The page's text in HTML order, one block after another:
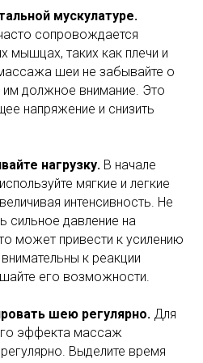
мускулатуре.
сопровождается
мышцах, таких как плечи и
шеи не забывайте о
им должное внимание. Это
напряжение и снизить
нагрузку. В начале
мягкие и легкие
интенсивность. Не
сильное давление на
может привести к усилению
к реакции
его возможности.
шею регулярно. Для
эффекта массаж
Выделите время